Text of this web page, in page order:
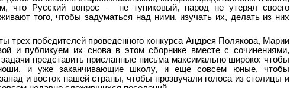
что Русский вопрос — не тупиковый, народ не утерял своего
того, чтобы задуматься над ними, изучать их, делать из них
трех победителей проведенного конкурса Андрея Полякова, Марии
и публикуем их снова в этом сборнике вместе с сочинениями,
представить присланные письма максимально широко: чтобы
и уже заканчивающие школу, и еще совсем юные, чтобы
и восток нашей страны, чтобы прозвучали голоса из столицы и